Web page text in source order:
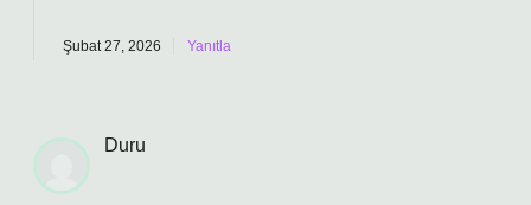
Şubat 27, 2026 Yanıtla
Duru